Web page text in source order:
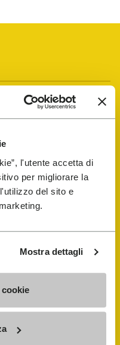
l'utente accetta di
per migliorare la
del sito e
Mostra dettagli